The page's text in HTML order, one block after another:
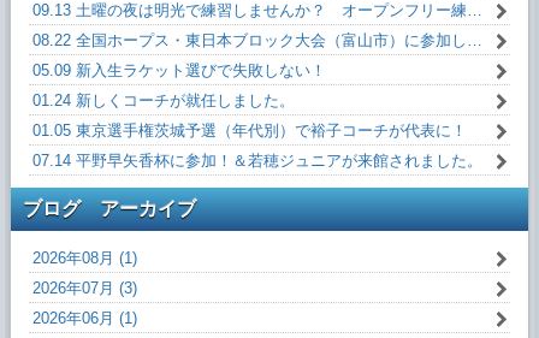
09.13 土曜の夜は明光で練習しませんか？ オープンフリー練習会
08.22 全国ホープス・東日本ブロック大会（富山市）に参加してきました。
05.09 新入生ラケット選びで失敗しない！
01.24 新しくコーチが就任しました。
01.05 東京選手権茨城予選（年代別）で裕子コーチが代表に！
07.14 平野早矢香杯に参加！＆若穂ジュニアが来館されました。
ブログ アーカイブ
2026年08月 (1)
2026年07月 (3)
2026年06月 (1)